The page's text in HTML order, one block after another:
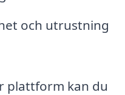
och utrustning
plattform kan du